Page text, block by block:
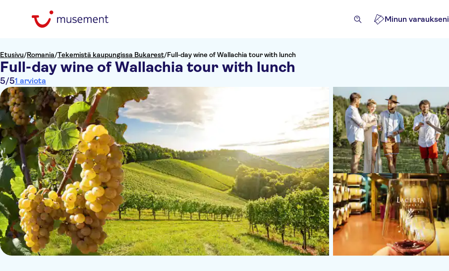
Minun varaukseni
Etusivu/Romania/Tekemistä kaupungissa Bukarest/Full-day wine of Wallachia tour with lunch
Full-day wine of Wallachia tour with lunch
5/51 arviota